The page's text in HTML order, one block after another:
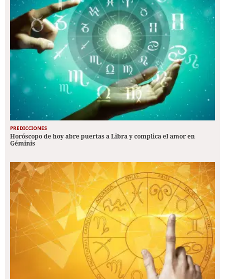
PREDICCIONES
Horóscopo de hoy abre puertas a Libra y complica el amor en
Géminis